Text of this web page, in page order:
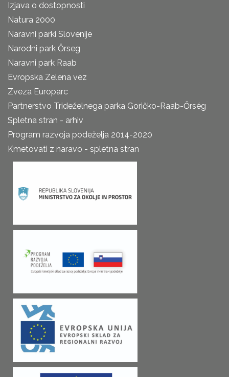
Izjava o dostopnosti
Natura 2000
Naravni parki Slovenije
Narodni park Őrseg
Naravni park Raab
Evropska Zelena vez
Zveza Europarc
Partnerstvo Trideželnega parka Goričko-Raab-Őrség
Spletna stran - arhiv
Program razvoja podeželja 2014-2020
Kmetovati z naravo - spletna stran